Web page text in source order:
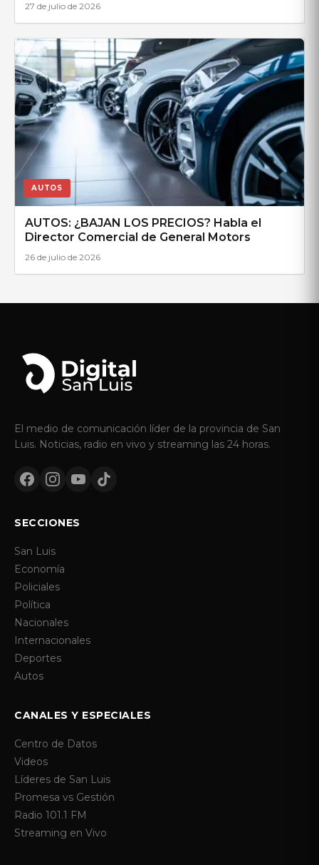
27 de julio de 2026
AUTOS
AUTOS: ¿BAJAN LOS PRECIOS? Habla el
Director Comercial de General Motors
26 de julio de 2026
El medio de comunicación líder de la provincia de San
Luis. Noticias, radio en vivo y streaming las 24 horas.
SECCIONES
San Luis
Economía
Policiales
Política
Nacionales
Internacionales
Deportes
Autos
CANALES Y ESPECIALES
Centro de Datos
Videos
Líderes de San Luis
Promesa vs Gestión
Radio 101.1 FM
Streaming en Vivo